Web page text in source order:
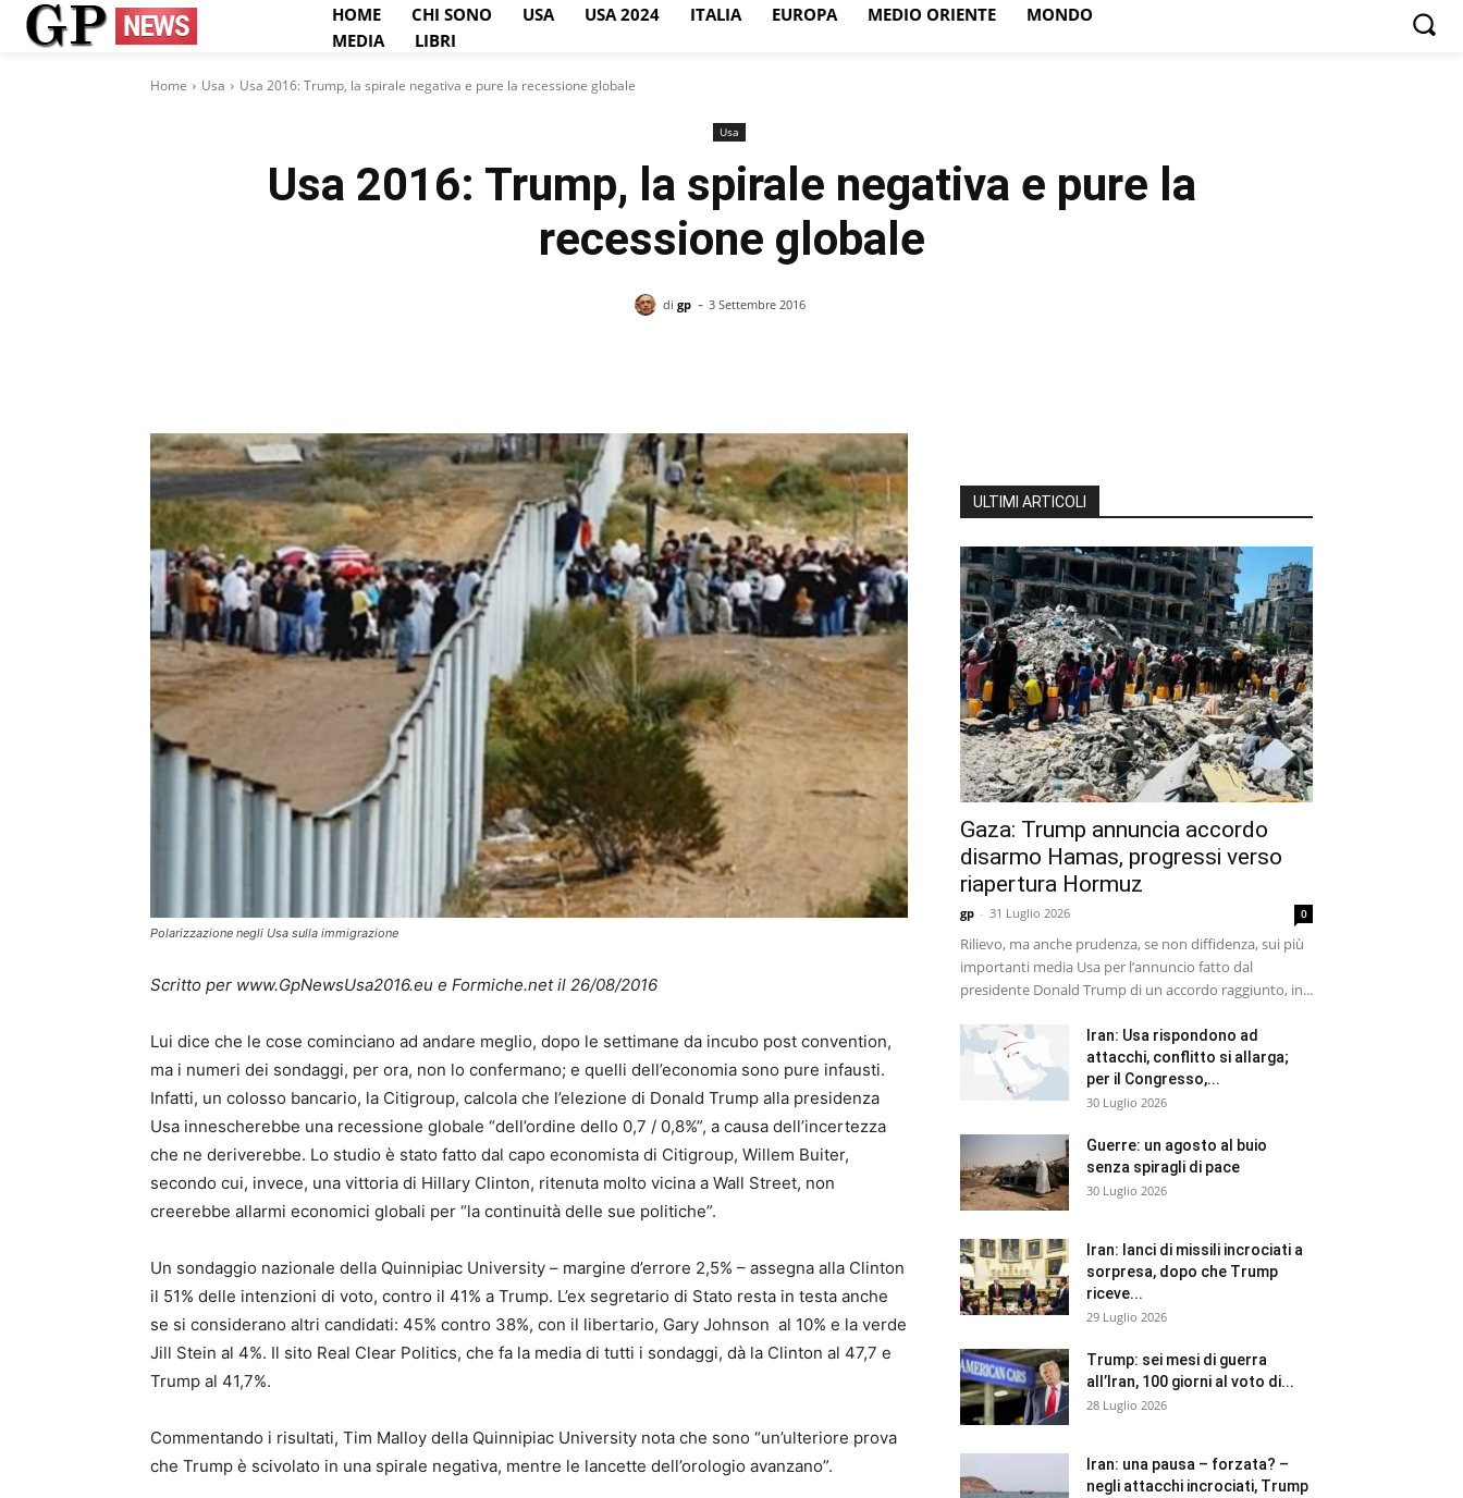
HOME CHI SONO USA USA 2024 ITALIA EUROPA MEDIO ORIENTE
MONDO
MEDIA
LIBRI
Home Usa Usa 2016: Trump, la spirale negativa e pure la recessione globale
Usa
Usa 2016: Trump, la spirale negativa e pure la
recessione globale
di gp - 3 Settembre 2016
Polarizzazione negli Usa sulla immigrazione
Scritto per www.GpNewsUsa2016.eu e Formiche.net il 26/08/2016
Lui dice che le cose cominciano ad andare meglio, dopo le settimane da incubo post convention,
ma i numeri dei sondaggi, per ora, non lo confermano; e quelli dell’economia sono pure infausti.
Infatti, un colosso bancario, la Citigroup, calcola che l’elezione di Donald Trump alla presidenza
Usa innescherebbe una recessione globale “dell’ordine dello 0,7 / 0,8%”, a causa dell’incertezza
che ne deriverebbe. Lo studio è stato fatto dal capo economista di Citigroup, Willem Buiter,
secondo cui, invece, una vittoria di Hillary Clinton, ritenuta molto vicina a Wall Street, non
creerebbe allarmi economici globali per “la continuità delle sue politiche”.
Un sondaggio nazionale della Quinnipiac University – margine d’errore 2,5% – assegna alla Clinton
il 51% delle intenzioni di voto, contro il 41% a Trump. L’ex segretario di Stato resta in testa anche
se si considerano altri candidati: 45% contro 38%, con il libertario, Gary Johnson al 10% e la verde
Jill Stein al 4%. Il sito Real Clear Politics, che fa la media di tutti i sondaggi, dà la Clinton al 47,7 e
Trump al 41,7%.
Commentando i risultati, Tim Malloy della Quinnipiac University nota che sono “un’ulteriore prova
che Trump è scivolato in una spirale negativa, mentre le lancette dell’orologio avanzano”.
ULTIMI ARTICOLI
Gaza: Trump annuncia accordo
disarmo Hamas, progressi verso
riapertura Hormuz
gp - 31 Luglio 2026 0
Rilievo, ma anche prudenza, se non diffidenza, sui più
importanti media Usa per l’annuncio fatto dal
presidente Donald Trump di un accordo raggiunto, in...
Iran: Usa rispondono ad
attacchi, conflitto si allarga;
per il Congresso,...
30 Luglio 2026
Guerre: un agosto al buio
senza spiragli di pace
30 Luglio 2026
Iran: lanci di missili incrociati a
sorpresa, dopo che Trump
riceve...
29 Luglio 2026
Trump: sei mesi di guerra
all’Iran, 100 giorni al voto di...
28 Luglio 2026
Iran: una pausa – forzata? –
negli attacchi incrociati, Trump